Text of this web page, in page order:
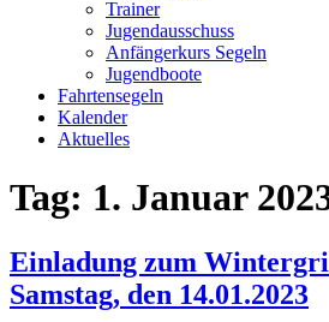
Trainer
Jugendausschuss
Anfängerkurs Segeln
Jugendboote
Fahrtensegeln
Kalender
Aktuelles
Tag: 1. Januar
Einladung zum
Samstag, den 14.01.2023